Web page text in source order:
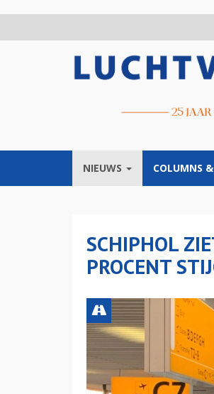
NIEUWS COLUMNS
SCHIPHOL
PROCENT